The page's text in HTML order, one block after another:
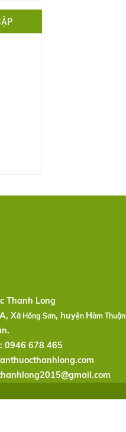
Thanh Long
Xã Hồng Sơn, huyện Hàm Thuận
0946 678 465